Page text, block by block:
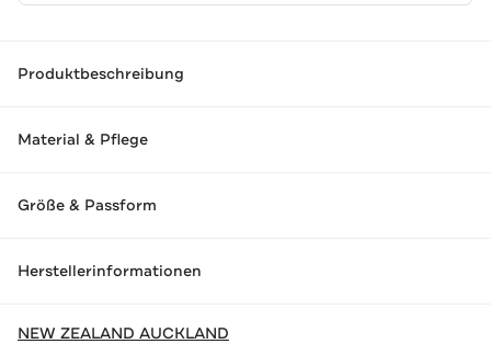
Produktbeschreibung
Material & Pflege
Größe & Passform
Herstellerinformationen
NEW ZEALAND AUCKLAND